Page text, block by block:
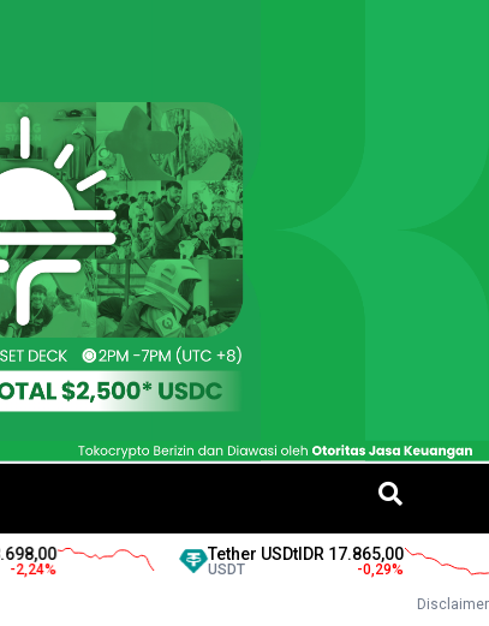
Tether USDtIDR 17.865,00
USDT
Disclaimer